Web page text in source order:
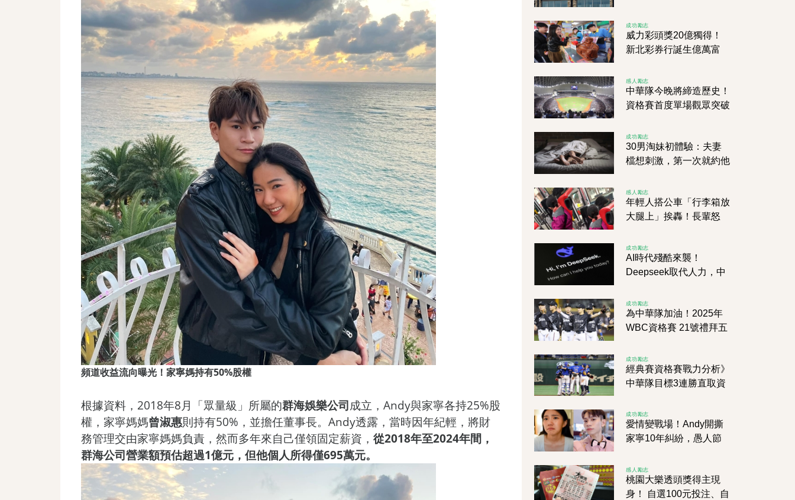
頻道收益流向曝光！家寧媽持有50%股權
根據資料，2018年8月「眾量級」所屬的群海娛樂公司成立，Andy與家寧各持25%股
權，家寧媽媽曾淑惠則持有50%，並擔任董事長。Andy透露，當時因年紀輕，將財
務管理交由家寧媽媽負責，然而多年來自己僅領固定薪資， 從2018年至2024年間，
群海公司營業額預估超過1億元，但他個人所得僅695萬元。
成功勵志
威力彩頭獎20億獨得！
新北彩券行誕生億萬富
感人勵志
中華隊今晚將締造歷史！
資格賽首度單場觀眾突破
成功勵志
30男淘妹初體驗：夫妻
檔想刺激，第一次就約他
要我？！
感人勵志
年輕人搭公車「行李箱放
大腿上」挨轟！長輩怒
成功勵志
AI時代殘酷來襲！
Deepseek取代人力，中
95%
成功勵志
為中華隊加油！2025年
WBC資格賽 21號禮拜五
非、尼加拉瓜拚2026
成功勵志
經典賽資格賽戰力分析》
中華隊目標3連勝直取資
容小覷 南非奮力一搏
成功勵志
愛情變戰場！Andy開撕
家寧10年糾紛，愚人節
這招太狠了！
感人勵志
桃園大樂透頭獎得主現
身！ 自選100元投注、自